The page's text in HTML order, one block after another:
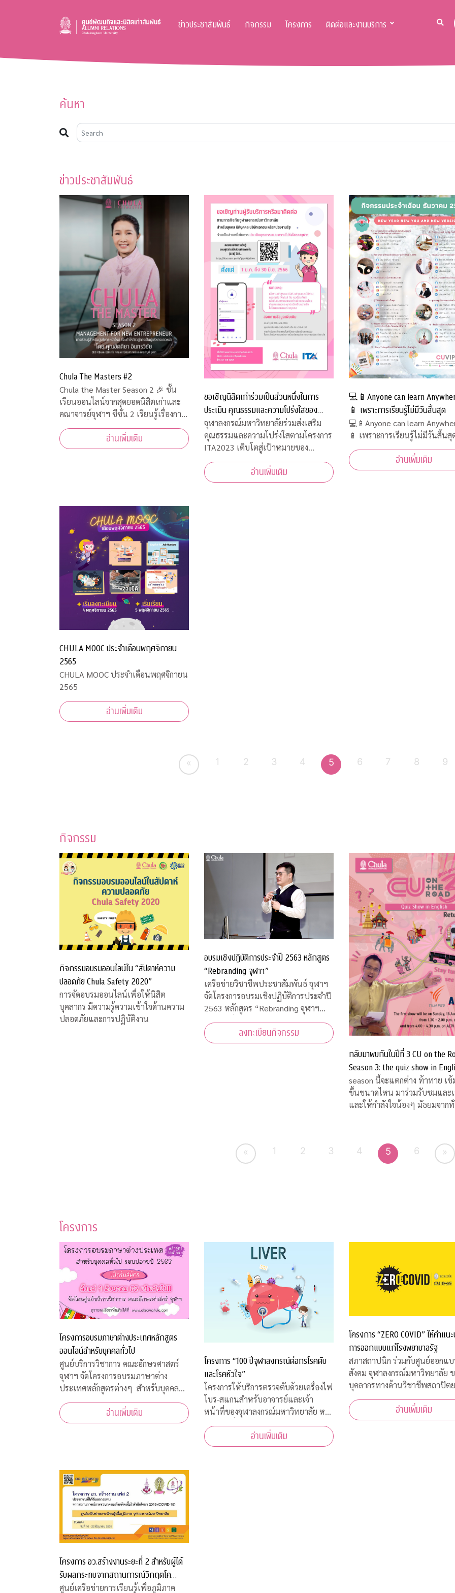
ข่าวประชาสัมพันธ์ กิจกรรม โครงการ ติดต่อและงานบริการ
ค้นหา
ข่าวประชาสัมพันธ์
Chula The Masters #2
Chula the Master Season 2 🎉 ชั้น
เรียนออนไลน์จากสุดยอดนิสิตเก่าและ
คณาจารย์จุฬาฯ ซีซั่น 2 เรียนรู้เรื่องการ
จัดการเพื่อเตรียมเป็นผู้ประกอบการตัว
จริง
อ่านเพิ่มเติม
ขอเชิญนิสิตเก่าร่วมเป็นส่วนหนึ่งในการ
ประเมิน คุณธรรมและความโปร่งใสของ
จุฬาฯ
จุฬาลงกรณ์มหาวิทยาลัยร่วมส่งเสริม
คุณธรรมและความโปร่งใสตามโครงการ
ITA2023 เติบโตสู่เป้าหมายของ
สำนักงาน ป.ป.ช.
อ่านเพิ่มเติม
💻📱Anyone can learn
📱 เพราะการเรียนรู้ไม่มีวันสิ้นสุด
💻📱Anyone can learn
📱 เพราะการเรียนรู้ไม่มีวันสิ้นสุ
อ่านเพิ่มเติม
CHULA MOOC ประจำเดือนพฤศจิกายน
2565
CHULA MOOC ประจำเดือนพฤศจิกายน
2565
อ่านเพิ่มเติม
« 1 2 3 4 5 6 7 8 9
กิจกรรม
กิจกรรมอบรมออนไลน์ใน “สัปดาห์ความ
ปลอดภัย Chula Safety 2020”
การจัดอบรมออนไลน์เพื่อให้นิสิต
บุคลากร มีความรู้ความเข้าใจด้านความ
ปลอดภัยและการปฏิบัติงาน
อบรมเชิงปฏิบัติการประจำปี 2563 หลักสูตร
“Rebranding จุฬาฯ”
เครือข่ายวิชาชีพประชาสัมพันธ์ จุฬาฯ
จัดโครงการอบรมเชิงปฏิบัติการประจำปี
2563 หลักสูตร “Rebranding จุฬาฯ
และการสื่อสารประชาสัมพันธ์ภายหลัง
สถานการณ์โควิด-19”
ลงทะเบียนกิจกรรม
กลับมาพบกันในปีที่ 3 CU on the
Season 3: the quiz show in
คิดชิงไหวชิงพริบสุดมันส์ ส่งตรงถึง
season นี้จะแตกต่าง ท้าทาย เ
ขึ้นขนาดไหน มาร่วมรับชมและเชียร์
และให้กำลังใจน้องๆ มัธยมจาก
กันทางสถานีโทรทัศน์เอแอลทีวี
« 1 2 3 4 5 6 »
โครงการ
โครงการอบรมภาษาต่างประเทศหลักสูตร
ออนไลน์สำหรับบุคคลทั่วไป
ศูนย์บริการวิชาการ คณะอักษรศาสตร์
จุฬาฯ จัดโครงการอบรมภาษาต่าง
ประเทศหลักสูตรต่างๆ สำหรับบุคคล
ทั่วไป รอบปลายปี 2563 โดยจัดอบรม
หลักสูตรออนไลน์ เพื่อความปลอดภัย
ของผู้สอนและผู้เข้าร่วมการอบรมทุกคน
อ่านเพิ่มเติม
โครงการ “100 ปีจุฬาลงกรณ์ต่อกรโรคตับ
และโรคหัวใจ”
โครงการให้บริการตรวจตับด้วยเครื่องไฟ
โบร-สแกนสำหรับอาจารย์และเจ้า
หน้าที่ของจุฬาลงกรณ์มหาวิทยาลัย หรือ
เจ้าหน้าที่โรงพยาบาลจุฬาลงกรณ์
สภากาชาดไทย ระหว่างวันที่ 16-18
มีนาคม 2563 เวลา 08.00-15.00 ณ
อ่านเพิ่มเติม
โครงการ “ZERO COVID” ให้คำแน
การออกแบบแก่โรงพยาบาลรัฐ
สภาสถาปนิก ร่วมกับศูนย์ออกแ
สังคม จุฬาลงกรณ์มหาวิทยาลัย
บุคลากรทางด้านวิชาชีพสถาปัต
และการออกแบบในสาขาต่างๆ
โครงการ “ZERO COVID” เพื่อ
ช่วยเหลือด้านการออกแบบแก่โร
อ่านเพิ่มเติม
โครงการ อว.สร้างงานระยะที่ 2 สำหรับผู้ได้
รับผลกระทบจากสถานการณ์วิกฤตโค
วิด-19
ศูนย์เครือข่ายการเรียนรู้เพื่อภูมิภาค